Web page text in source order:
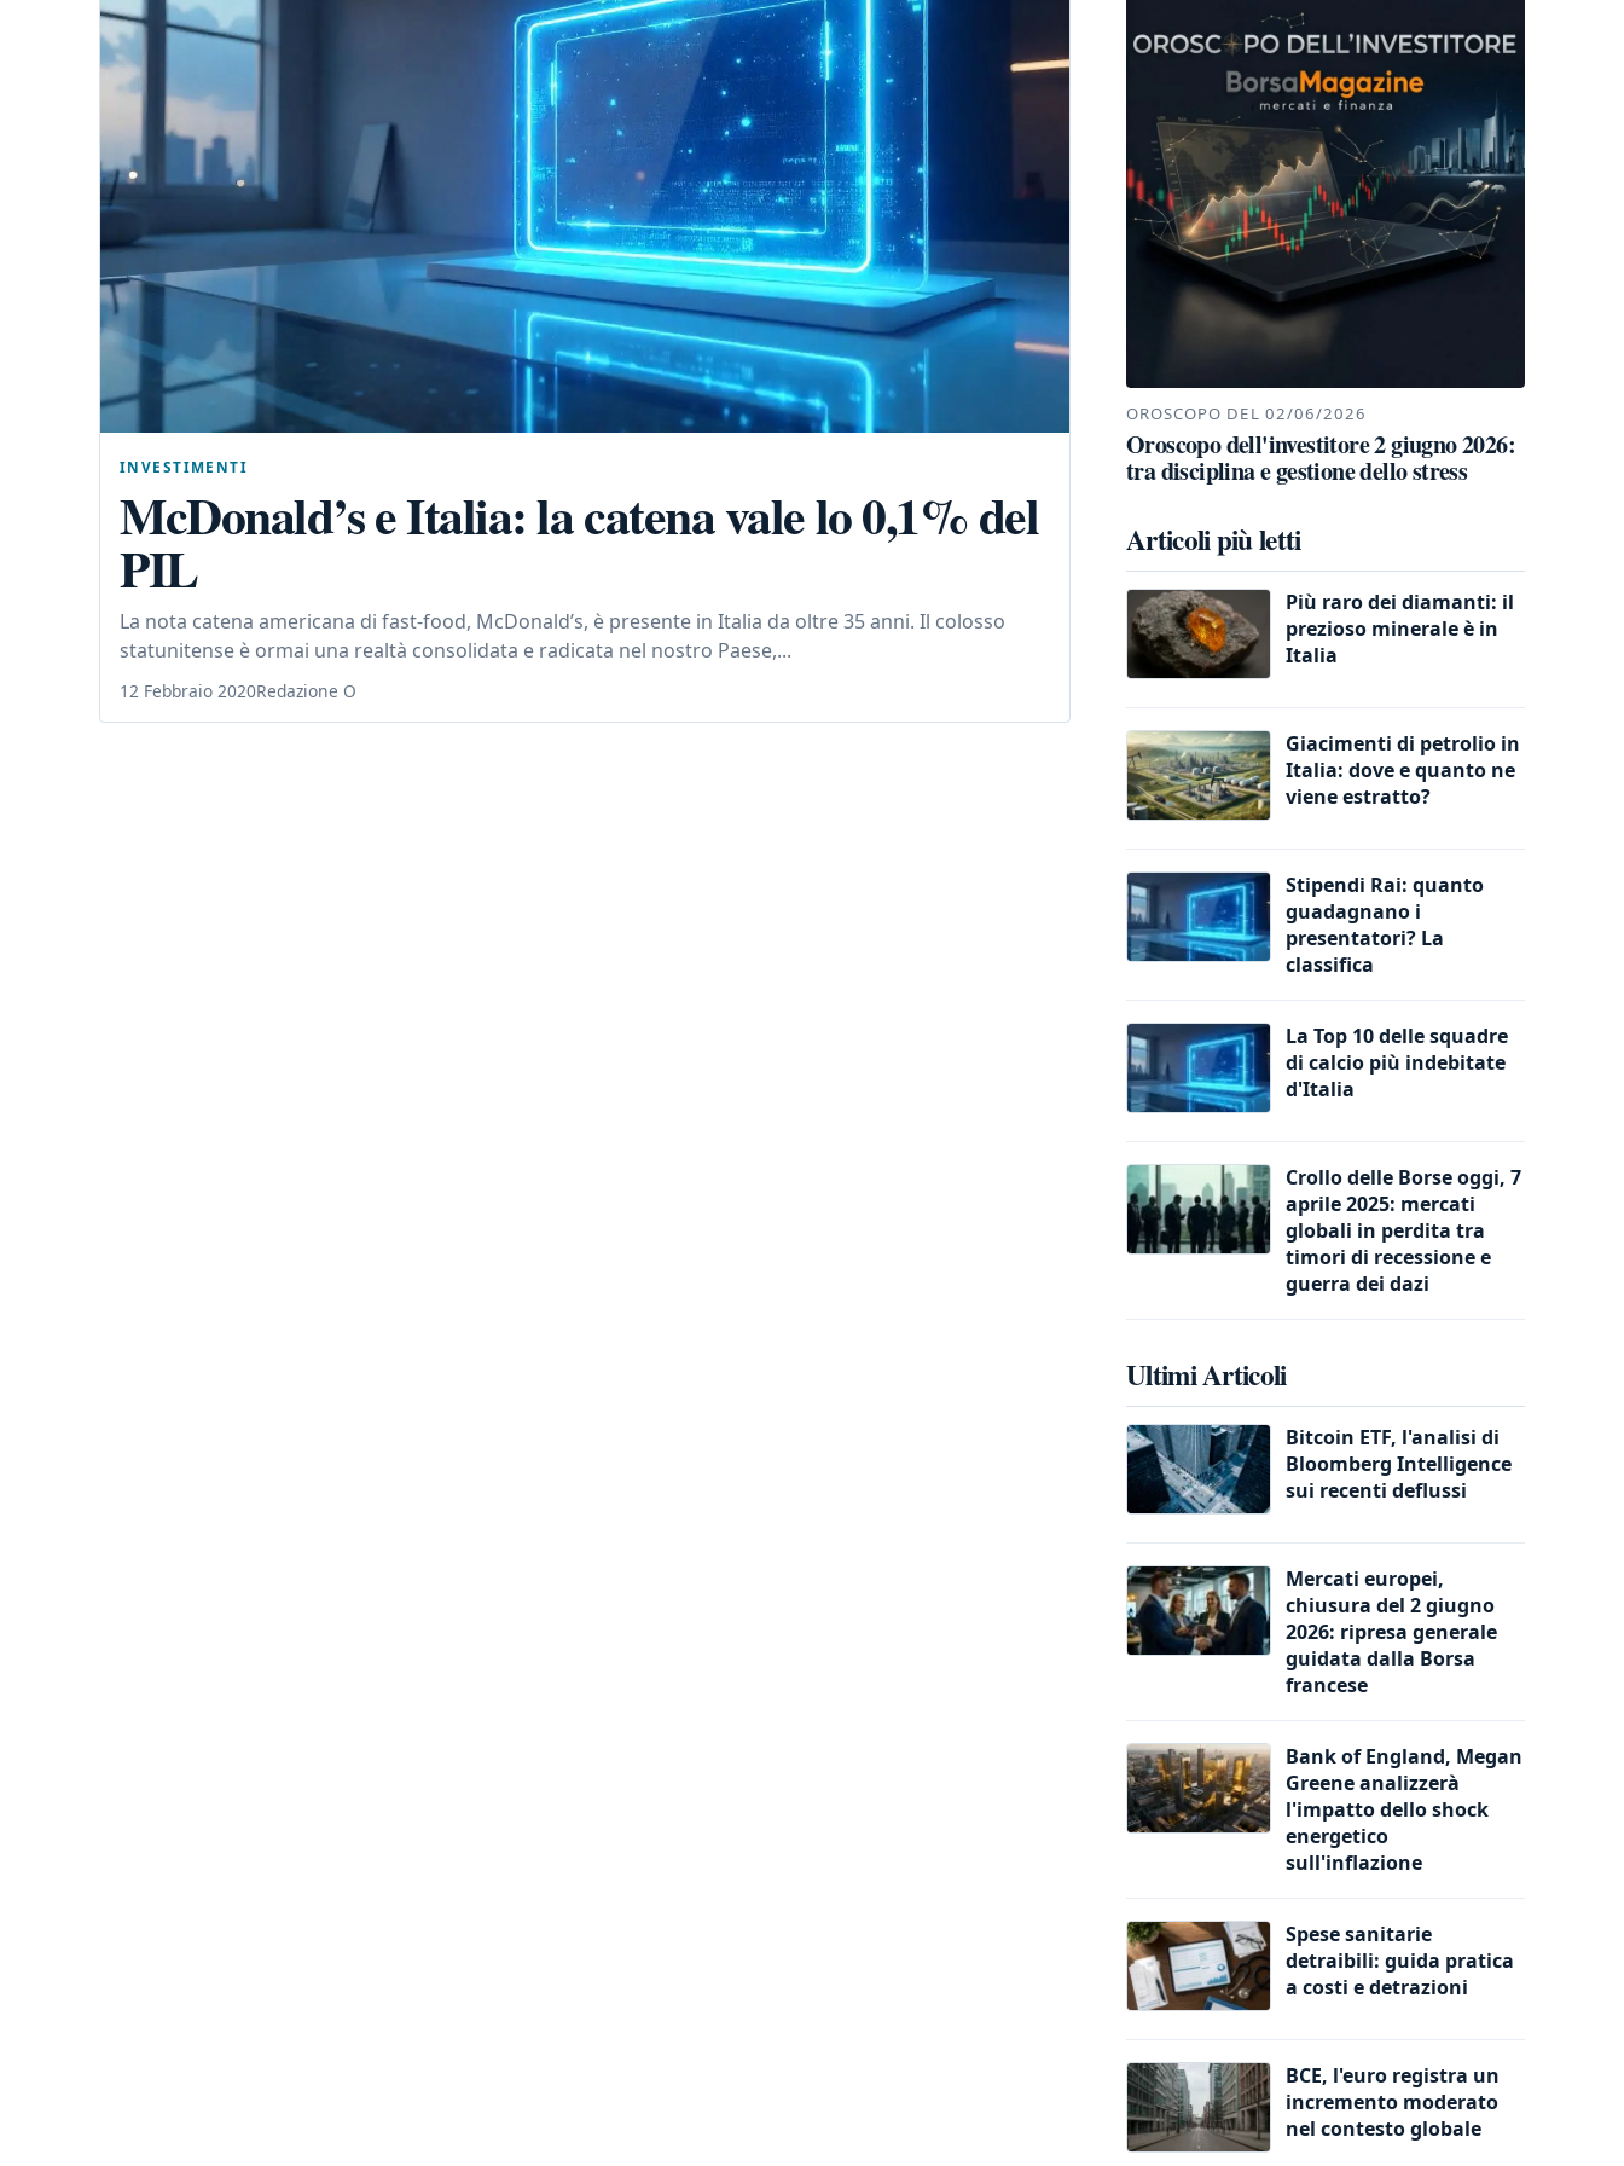
INVESTIMENTI
McDonald’s e Italia: la catena vale lo 0,1% del
PIL
La nota catena americana di fast-food, McDonald’s, è presente in Italia da oltre 35 anni. Il colosso
statunitense è ormai una realtà consolidata e radicata nel nostro Paese,...
12 Febbraio 2020Redazione O
OROSCOPO DEL 02/06/2026
Oroscopo dell'investitore 2 giugno 2026:
tra disciplina e gestione dello stress
Articoli più letti
Più raro dei diamanti: il
prezioso minerale è in
Italia
Giacimenti di petrolio in
Italia: dove e quanto ne
viene estratto?
Stipendi Rai: quanto
guadagnano i
presentatori? La
classifica
La Top 10 delle squadre
di calcio più indebitate
d'Italia
Crollo delle Borse oggi, 7
aprile 2025: mercati
globali in perdita tra
timori di recessione e
guerra dei dazi
Ultimi Articoli
Bitcoin ETF, l'analisi di
Bloomberg Intelligence
sui recenti deflussi
Mercati europei,
chiusura del 2 giugno
2026: ripresa generale
guidata dalla Borsa
francese
Bank of England, Megan
Greene analizzerà
l'impatto dello shock
energetico
sull'inflazione
Spese sanitarie
detraibili: guida pratica
a costi e detrazioni
BCE, l'euro registra un
incremento moderato
nel contesto globale